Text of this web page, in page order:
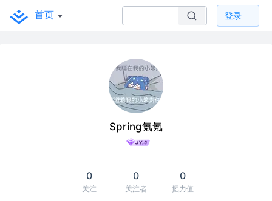
首页 登录
Spring氪氪
0
关注
0
关注者
0
掘力值